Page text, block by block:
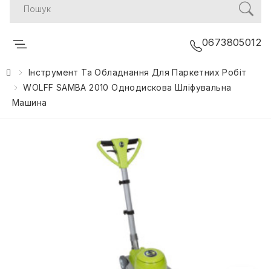
Search
0673805012
Інструмент Та Обладнання Для Паркетних Робіт
WOLFF SAMBA 2010 Однодискова Шліфувальна
Машина